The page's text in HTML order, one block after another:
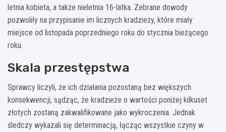
letnia kobieta, a także nieletnia 16-latka. Zebrane dowody
pozwoliły na przypisanie im licznych kradzieży, które miały
miejsce od listopada poprzedniego roku do stycznia bieżącego
roku.
Skala przestępstwa
Sprawcy liczyli, że ich działania pozostaną bez większych
konsekwencji, sądząc, że kradzieże o wartości poniżej kilkuset
złotych zostaną zakwalifikowane jako wykroczenia. Jednak
śledczy wykazali się determinacją, łącząc wszystkie czyny w